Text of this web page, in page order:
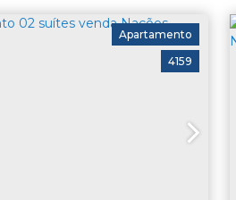
4159
Apartamento